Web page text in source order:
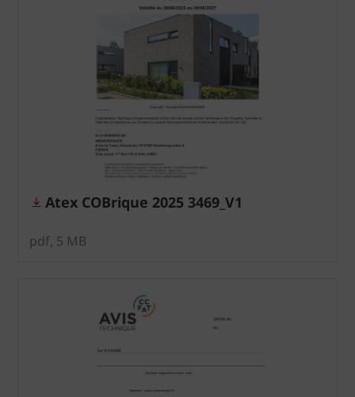
Atex COBrique 2025 3469_V1
pdf, 5 MB